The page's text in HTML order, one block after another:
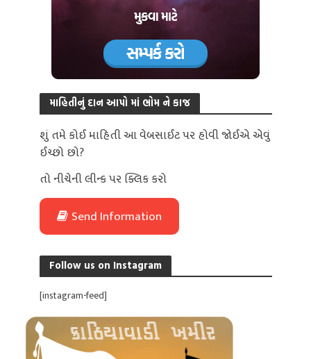
માહિતીનું દાન આપો માં ભોમ ને કાજ
શું તમે કોઈ માહિતી આ વેબસાઈટ પર હોવી જોઈએ એવું
ઈચ્છો છો?
તો નીચેની લીન્ક પર ક્લિક કરો
Send Information
Follow us on Instagram
[instagram-feed]